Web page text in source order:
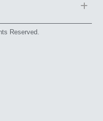
Reserved.